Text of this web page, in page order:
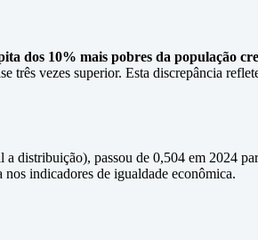
dos 10% mais pobres da população
três vezes superior. Esta discrepância
passou de 0,504 em 2024
indicadores de igualdade econômica.